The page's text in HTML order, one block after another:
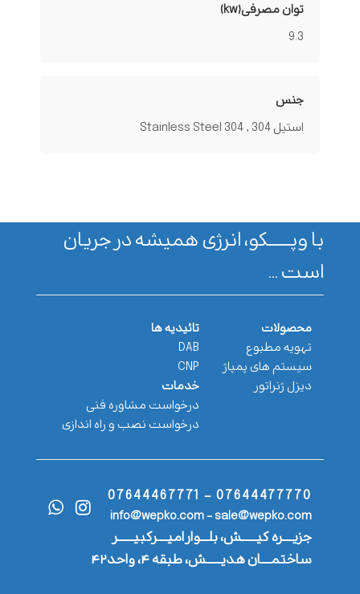
توان مصرفی(kw)
9.3
جنس
استیل 304 , Stainless Steel 304
با وپـــــــکو، انرژی همیشه در جریان
است ...
محصولات
تهویه مطبوع
سیستم های پمپاژ
دیزل ژنراتور
تائیدیه ها
DAB
CNP
خدمات
درخواست مشاوره فنی
درخواست نصب و راه اندازی
07644477770 - 07644467771
info@wepko.com - sale@wepko.com
جزیــــره کیــــــش، بلـــوار امیــــرکبیــــــر
ساختمــــان هدیــــــش، طبقه ۴، واحد۴۲